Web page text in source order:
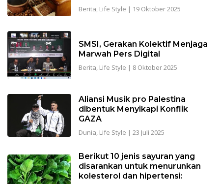
Berita, Life Style | 19 Oktober 2025
SMSI, Gerakan Kolektif Menjaga
Marwah Pers Digital
Berita, Life Style | 8 Oktober 2025
Aliansi Musik pro Palestina
dibentuk Menyikapi Konflik
GAZA
Dunia, Life Style | 23 Juli 2025
Berikut 10 jenis sayuran yang
disarankan untuk menurunkan
kolesterol dan hipertensi: